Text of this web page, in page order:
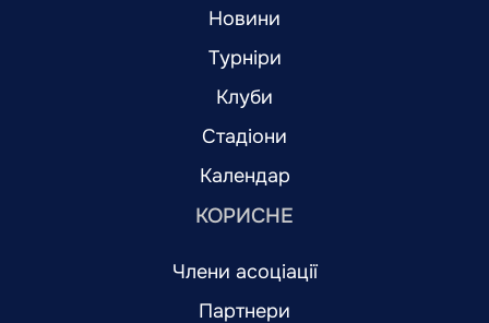
Новини
Турніри
Клуби
Стадіони
Календар
КОРИСНЕ
Члени асоціації
Партнери